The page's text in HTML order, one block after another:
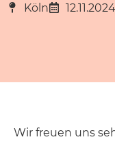
Köln 12.11.2024
Wir freuen uns